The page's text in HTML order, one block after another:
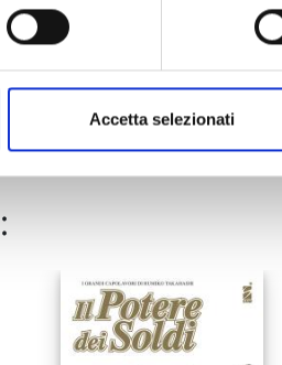
Accetta selezionati
Mostra tutto